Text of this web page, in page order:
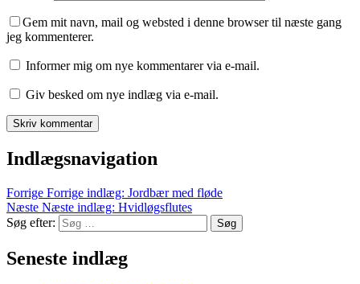
Gem mit navn, mail og websted i denne browser til næste gang
jeg kommenterer.
Informer mig om nye kommentarer via e-mail.
Giv besked om nye indlæg via e-mail.
Indlægsnavigation
Forrige Forrige indlæg: Jordbær med fløde
Næste Næste indlæg: Hvidløgsflutes
Søg efter:
Søg
Seneste indlæg